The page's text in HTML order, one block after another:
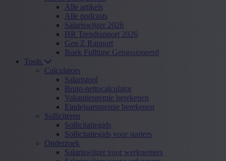
Alle artikels
Alle podcasts
Salariswijzer 2026
HR Trendrapport 2026
Gen Z Rapport
Boek Fulltime Gepassioneerd
Tools
Calculators
Salaristool
Bruto-nettocalculator
Vakantiepremie berekenen
Eindejaarspremie berekenen
Solliciteren
Sollicitatiegids
Sollicitatiegids voor starters
Onderzoek
Salariswijzer voor werknemers